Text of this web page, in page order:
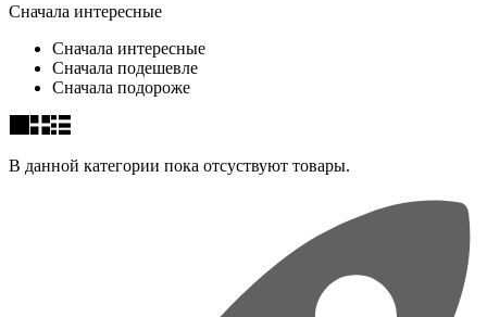
Сначала интересные
Сначала интересные
Сначала подешевле
Сначала подороже
В данной категории пока отсуствуют товары.